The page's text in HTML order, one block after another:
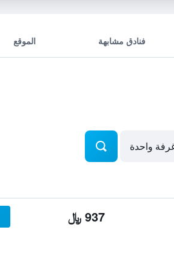
فنادق مشابهة الموقع
937 ﷼